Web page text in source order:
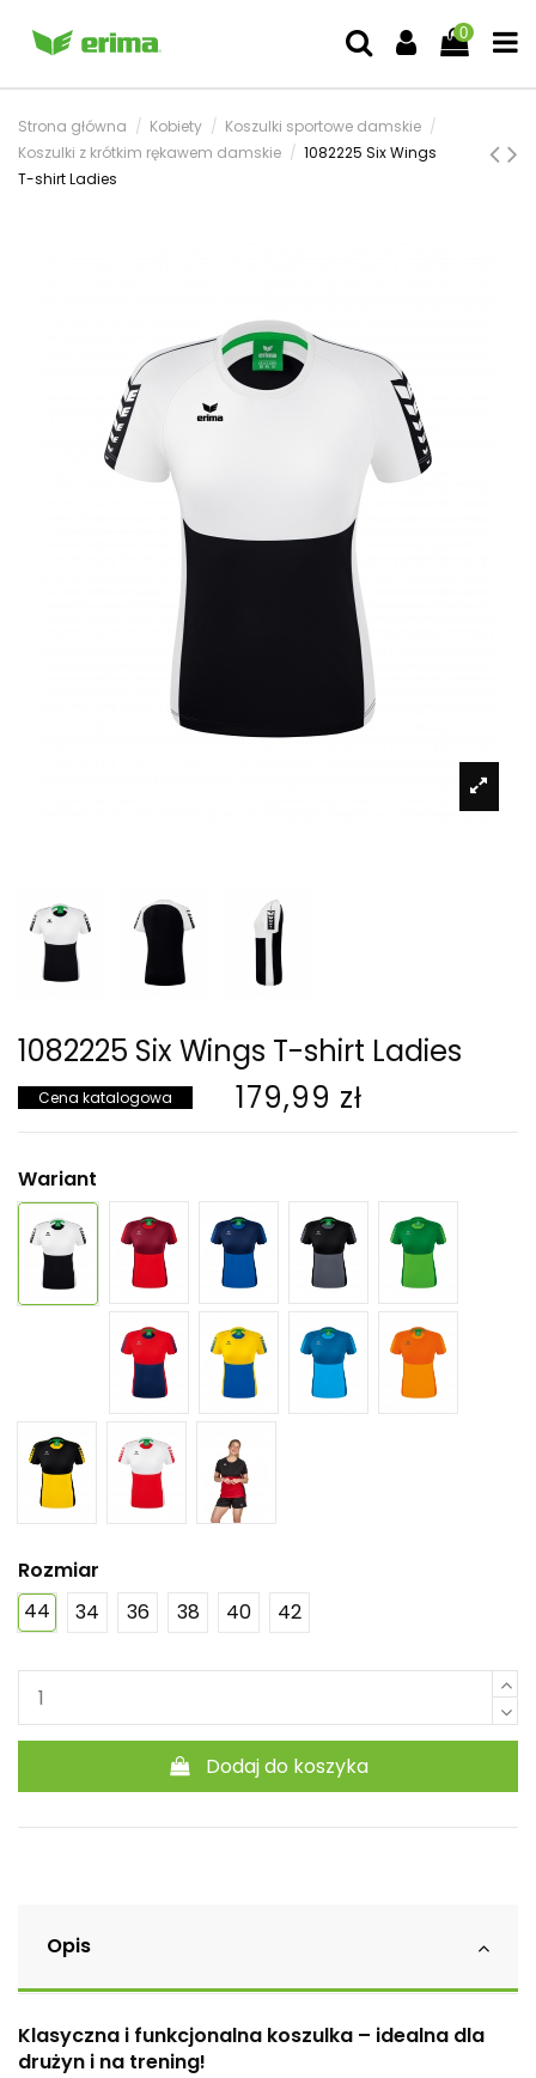
0
Strona główna Kobiety
Koszulki sportowe damskie
Koszulki z krótkim rękawem damskie
1082225 Six Wings
T-shirt Ladies
1082225 Six Wings T-shirt Ladies
Cena katalogowa 179,99 zł
Wariant
Rozmiar
44
34 36 38 40 42
Dodaj do koszyka
Opis
Klasyczna i funkcjonalna koszulka – idealna dla
drużyn i na trening!